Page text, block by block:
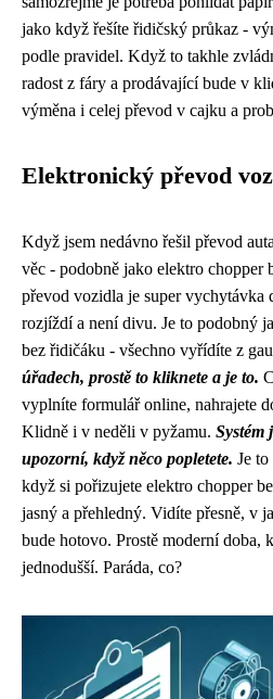
jako když řešíte řidičský průkaz -
podle pravidel. Když to takhle
radost z fáry a prodávající bude v
výměna i celej převod v cajku a
Elektronický převod
Když jsem nedávno řešil převod
věc - podobně jako elektro chopper
převod vozidla je super vychytávka
rozjíždí a není divu. Je to podobný
bez řidičáku - všechno vyřídíte z
úřadech, prostě to kliknete a je to.
vyplníte formulář online, nahrajete
Klidně i v neděli v pyžamu. Systém
upozorní, když něco popletete. Je
když si pořizujete elektro chopper
jasný a přehledný. Vidíte přesně, v
bude hotovo. Prostě moderní doba,
jednodušší. Paráda, co?